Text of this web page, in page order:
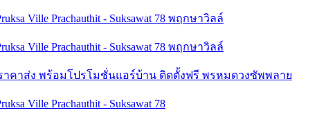
Ville Prachauthit - Suksawat 78 พฤกษาวิลล์
Ville Prachauthit - Suksawat 78 พฤกษาวิลล์
คาส่ง พร้อมโปรโมชั่นแอร์บ้าน ติดตั้งฟรี พรหมดวงซัพพลาย
Ville Prachauthit - Suksawat 78